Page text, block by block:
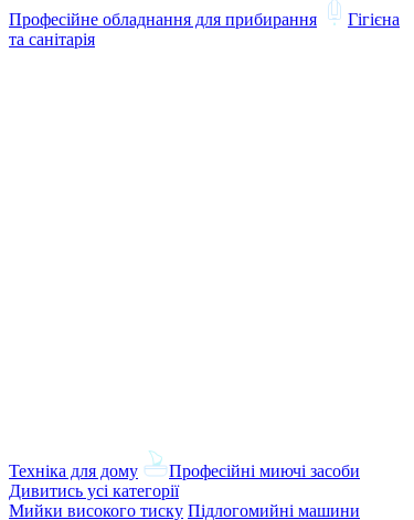
Професійне обладнання для прибирання
Гігієна
та санітарія
Техніка для дому
Професійні миючі засоби
Дивитись усі категорії
Мийки високого тиску Підлогомийні машини